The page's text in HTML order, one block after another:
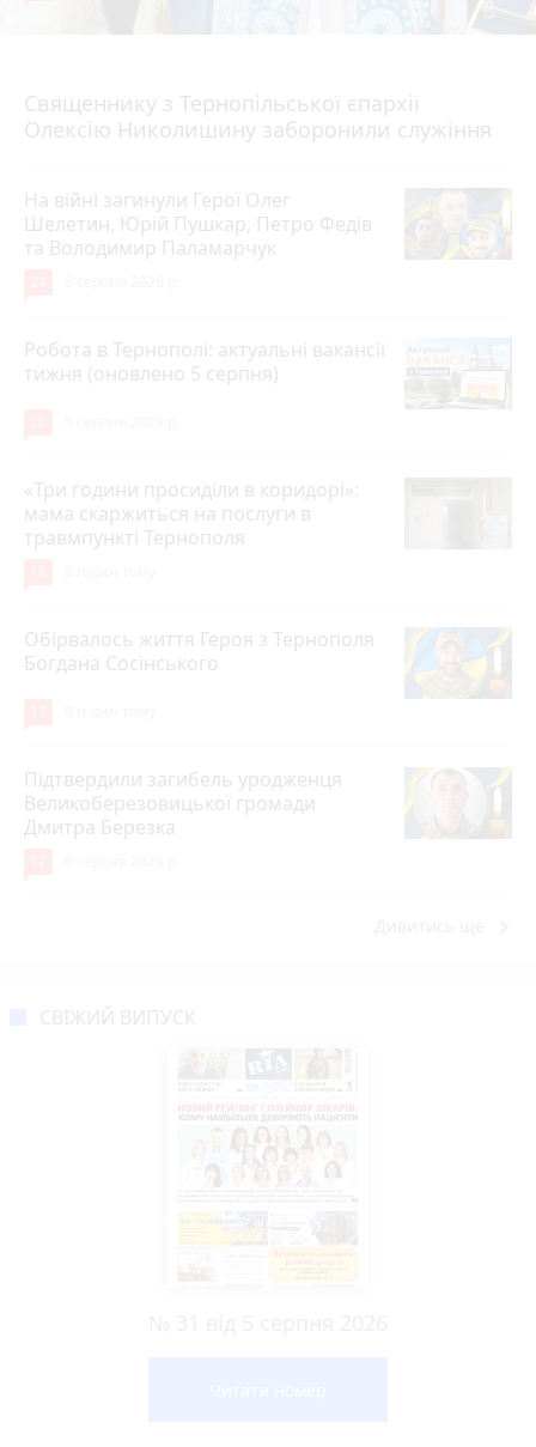
Священнику з Тернопільської єпархії
Олексію Николишину заборонили служіння
На війні загинули Герої Олег
Шелетин, Юрій Пушкар, Петро Федів
та Володимир Паламарчук
Робота в Тернополі: актуальні вакансії
тижня (оновлено 5 серпня)
«Три години просиділи в коридорі»:
мама скаржиться на послуги в
травмпункті Тернополя
Обірвалось життя Героя з Тернополя
Богдана Сосінського
Підтвердили загибель уродженця
Великоберезовицької громади
Дмитра Березка